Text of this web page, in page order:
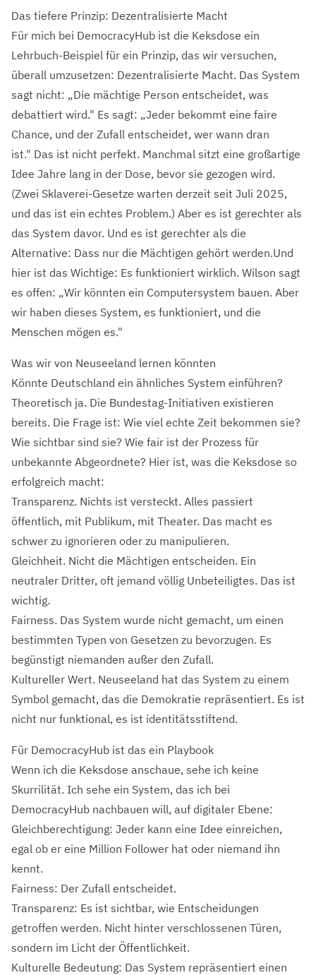
Das tiefere Prinzip: Dezentralisierte Macht
Für mich bei DemocracyHub ist die Keksdose ein
Lehrbuch-Beispiel für ein Prinzip, das wir versuchen,
überall umzusetzen: Dezentralisierte Macht. Das System
sagt nicht: „Die mächtige Person entscheidet, was
debattiert wird." Es sagt: „Jeder bekommt eine faire
Chance, und der Zufall entscheidet, wer wann dran
ist." Das ist nicht perfekt. Manchmal sitzt eine großartige
Idee Jahre lang in der Dose, bevor sie gezogen wird.
(Zwei Sklaverei-Gesetze warten derzeit seit Juli 2025,
und das ist ein echtes Problem.) Aber es ist gerechter als
das System davor. Und es ist gerechter als die
Alternative: Dass nur die Mächtigen gehört werden.Und
hier ist das Wichtige: Es funktioniert wirklich. Wilson sagt
es offen: „Wir könnten ein Computersystem bauen. Aber
wir haben dieses System, es funktioniert, und die
Menschen mögen es."
Was wir von Neuseeland lernen könnten
Könnte Deutschland ein ähnliches System einführen?
Theoretisch ja. Die Bundestag-Initiativen existieren
bereits. Die Frage ist: Wie viel echte Zeit bekommen sie?
Wie sichtbar sind sie? Wie fair ist der Prozess für
unbekannte Abgeordnete? Hier ist, was die Keksdose so
erfolgreich macht:
Transparenz. Nichts ist versteckt. Alles passiert
öffentlich, mit Publikum, mit Theater. Das macht es
schwer zu ignorieren oder zu manipulieren.
Gleichheit. Nicht die Mächtigen entscheiden. Ein
neutraler Dritter, oft jemand völlig Unbeteiligtes. Das ist
wichtig.
Fairness. Das System wurde nicht gemacht, um einen
bestimmten Typen von Gesetzen zu bevorzugen. Es
begünstigt niemanden außer den Zufall.
Kultureller Wert. Neuseeland hat das System zu einem
Symbol gemacht, das die Demokratie repräsentiert. Es ist
nicht nur funktional, es ist identitätsstiftend.
Für DemocracyHub ist das ein Playbook
Wenn ich die Keksdose anschaue, sehe ich keine
Skurrilität. Ich sehe ein System, das ich bei
DemocracyHub nachbauen will, auf digitaler Ebene:
Gleichberechtigung: Jeder kann eine Idee einreichen,
egal ob er eine Million Follower hat oder niemand ihn
kennt.
Fairness: Der Zufall entscheidet.
Transparenz: Es ist sichtbar, wie Entscheidungen
getroffen werden. Nicht hinter verschlossenen Türen,
sondern im Licht der Öffentlichkeit.
Kulturelle Bedeutung: Das System repräsentiert einen